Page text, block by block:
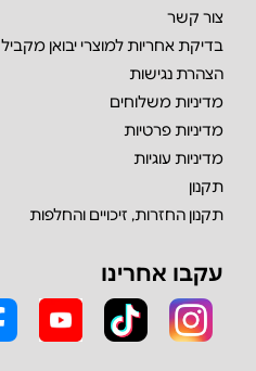
צור קשר
בדיקת אחריות למוצרי יבואן מקביל
הצהרת נגישות
מדיניות משלוחים
מדיניות פרטיות
מדיניות עוגיות
תקנון
תקנון החזרות, זיכויים והחלפות
עקבו אחרינו